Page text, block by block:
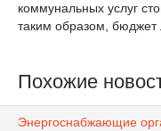
коммунальных услуг
таким образом, бюджет
Похожие
Энергоснабжающие